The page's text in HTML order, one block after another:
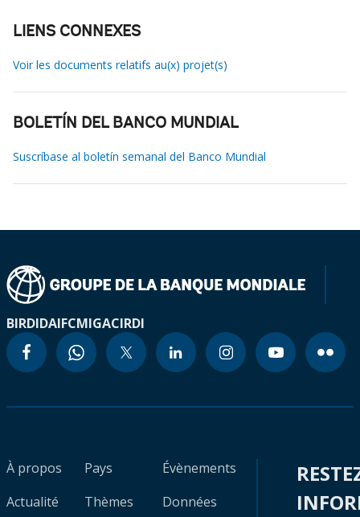
LIENS CONNEXES
Voir les documents relatifs au(x) projet(s)
BOLETÍN DEL BANCO MUNDIAL
Suscríbase al boletín semanal del Banco Mundial
BIRDIDAIFCMIGACIRDI
À propos
Actualité
Pays
Thèmes
Évènements
Données